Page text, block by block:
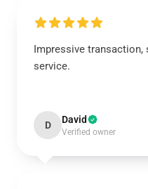
Impressive
service.
D David
Verified owner